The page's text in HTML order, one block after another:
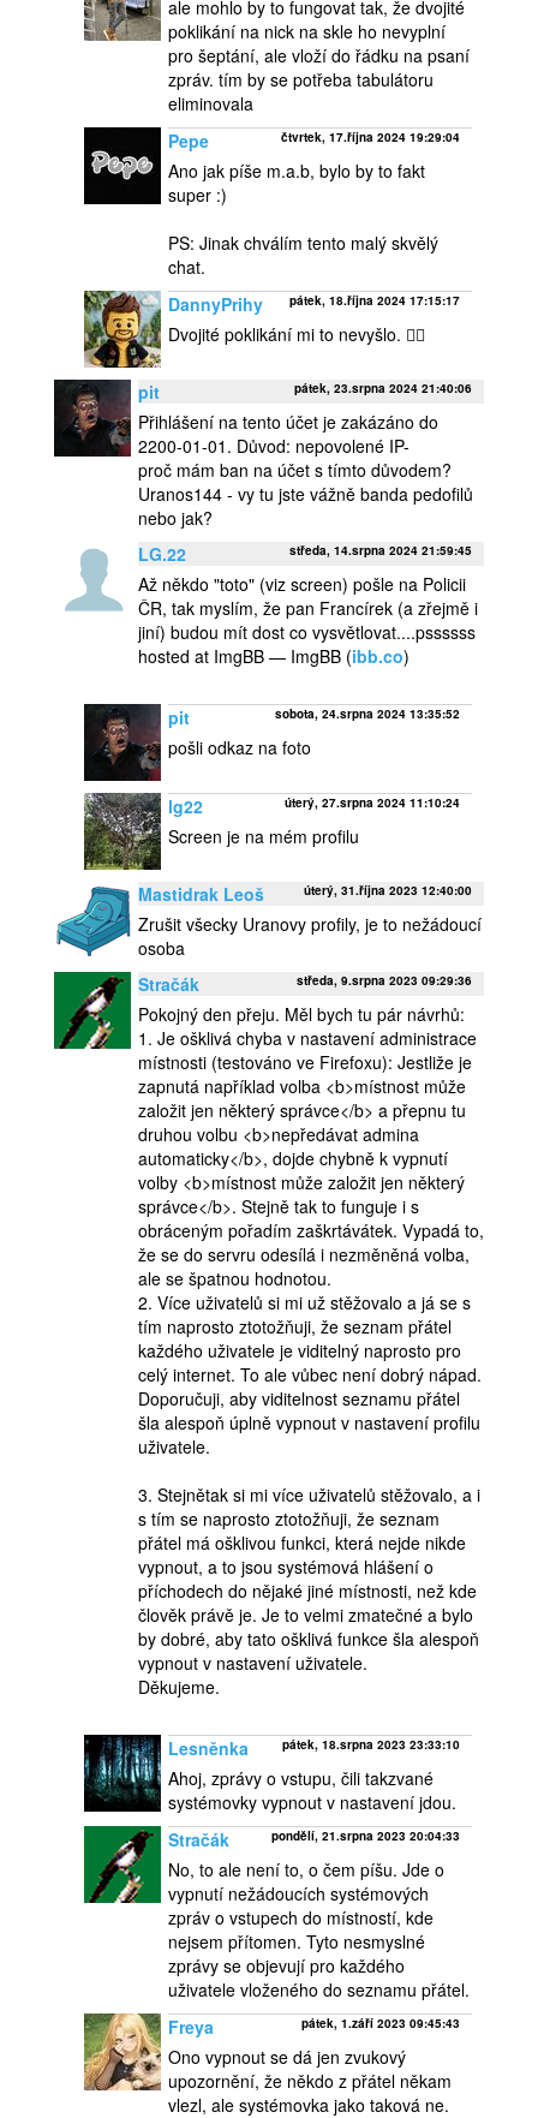
ale mohlo by to fungovat tak, že dvojité
poklikání na nick na skle ho nevyplní
pro šeptání, ale vloží do řádku na psaní
zpráv. tím by se potřeba tabulátoru
eliminovala
Pepe
čtvrtek, 17.října 2024 19:29:04
Ano jak píše m.a.b, bylo by to fakt
super :)
PS: Jinak chválím tento malý skvělý
chat.
DannyPrihy
pátek, 18.října 2024 17:15:17
Dvojité poklikání mi to nevyšlo. 🤷‍♂️
pit pátek, 23.srpna 2024 21:40:06
Přihlášení na tento účet je zakázáno do
2200-01-01. Důvod: nepovolené IP-
proč mám ban na účet s tímto důvodem?
Uranos144 - vy tu jste vážně banda pedofilů
nebo jak?
LG.22
středa, 14.srpna 2024 21:59:45
Až někdo "toto" (viz screen) pošle na Policii
ČR, tak myslím, že pan Francírek (a zřejmě i
jiní) budou mít dost co vysvětlovat....pssssss
hosted at ImgBB — ImgBB (ibb.co)
pit sobota, 24.srpna 2024 13:35:52
pošli odkaz na foto
lg22 úterý, 27.srpna 2024 11:10:24
Screen je na mém profilu
Mastidrak Leoš úterý, 31.října 2023 12:40:00
Zrušit všecky Uranovy profily, je to nežádoucí
osoba
Stračák
středa, 9.srpna 2023 09:29:36
Pokojný den přeju. Měl bych tu pár návrhů:
1. Je ošklivá chyba v nastavení administrace
místnosti (testováno ve Firefoxu): Jestliže je
zapnutá například volba <b>místnost může
založit jen některý správce</b> a přepnu tu
druhou volbu <b>nepředávat admina
automaticky</b>, dojde chybně k vypnutí
volby <b>místnost může založit jen některý
správce</b>. Stejně tak to funguje i s
obráceným pořadím zaškrtávátek. Vypadá to,
že se do servru odesílá i nezměněná volba,
ale se špatnou hodnotou.
2. Více uživatelů si mi už stěžovalo a já se s
tím naprosto ztotožňuji, že seznam přátel
každého uživatele je viditelný naprosto pro
celý internet. To ale vůbec není dobrý nápad.
Doporučuji, aby viditelnost seznamu přátel
šla alespoň úplně vypnout v nastavení profilu
uživatele.
3. Stejnětak si mi více uživatelů stěžovalo, a i
s tím se naprosto ztotožňuji, že seznam
přátel má ošklivou funkci, která nejde nikde
vypnout, a to jsou systémová hlášení o
příchodech do nějaké jiné místnosti, než kde
člověk právě je. Je to velmi zmatečné a bylo
by dobré, aby tato ošklivá funkce šla alespoň
vypnout v nastavení uživatele.
Děkujeme.
Lesněnka pátek, 18.srpna 2023 23:33:10
Ahoj, zprávy o vstupu, čili takzvané
systémovky vypnout v nastavení jdou.
Stračák
pondělí, 21.srpna 2023 20:04:33
No, to ale není to, o čem píšu. Jde o
vypnutí nežádoucích systémových
zpráv o vstupech do místností, kde
nejsem přítomen. Tyto nesmyslné
zprávy se objevují pro každého
uživatele vloženého do seznamu přátel.
Freya
pátek, 1.září 2023 09:45:43
Ono vypnout se dá jen zvukový
upozornění, že někdo z přátel někam
vlezl, ale systémovka jako taková ne.